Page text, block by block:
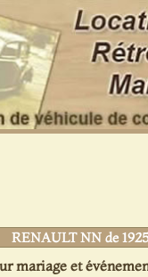
RENAULT NN de 1925
mariage et